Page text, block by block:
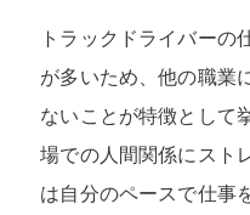
トラックドライバーの
が多いため、他の職業
ないことが特徴として
場での人間関係にスト
は自分のペースで仕事